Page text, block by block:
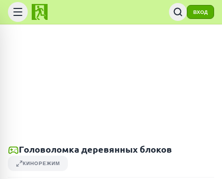
ВХОД
Головоломка деревянных блоков
КИНОРЕЖИМ